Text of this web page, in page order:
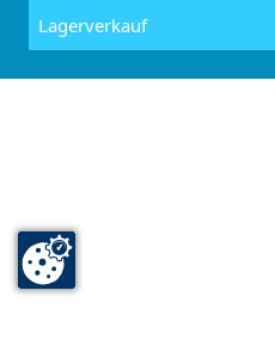
Lagerverkauf